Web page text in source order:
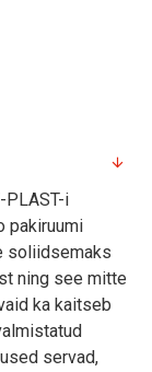
PLAST-i
pakiruumi
soliidsemaks
ning see mitte
ka kaitseb
servad,